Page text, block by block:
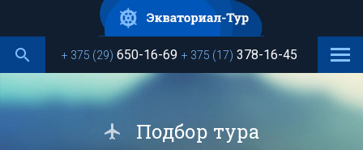
основному
содержанию+ 375 (29) 650-16-69 + 375 (17) 378-16-45
Подбор тура